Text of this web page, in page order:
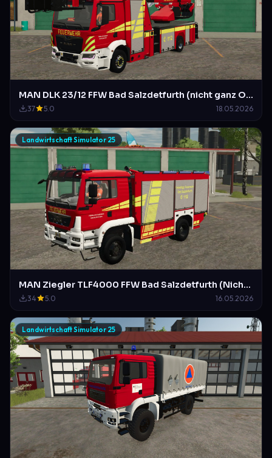
MAN DLK 23/12 FFW Bad Salzdetfurth (nicht ganz Original)
37 5.0 18.05.2026
Landwirtschaft Simulator 25
MAN Ziegler TLF4000 FFW Bad Salzdetfurth (Nicht Original)
34 5.0 16.05.2026
Landwirtschaft Simulator 25